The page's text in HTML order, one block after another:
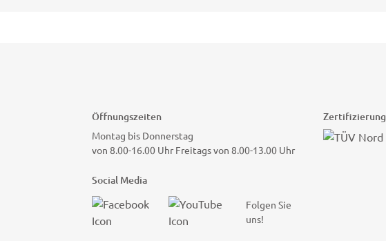
Öffnungszeiten
Montag bis Donnerstag
von 8.00-16.00 Uhr Freitags von 8.00-13.00 Uhr
Social Media
Folgen Sie
uns!
Zertifizierung